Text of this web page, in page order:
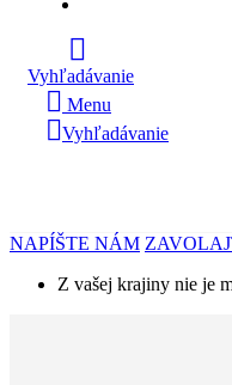
Vyhľadávanie
Menu
Vyhľadávanie
NAPÍŠTE NÁM
Z vašej krajiny nie je